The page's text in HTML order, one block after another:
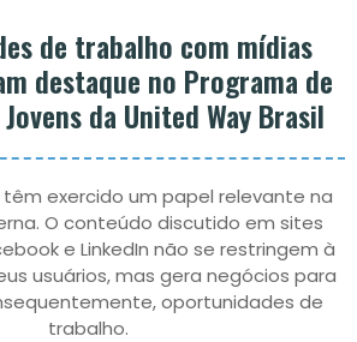
de trabalho com mídias
destaque no Programa de
da United Way Brasil
exercido um papel relevante na
O conteúdo discutido em sites
e LinkedIn não se restringem à
usuários, mas gera negócios para
oportunidades de
trabalho.